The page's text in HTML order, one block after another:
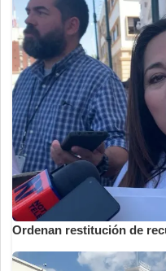
Ordenan restitución de